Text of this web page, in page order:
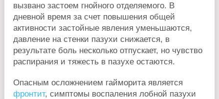
вызвано застоем гнойного отделяемого. В
дневной время за счет повышения общей
активности застойные явления уменьшаются,
давление на стенки пазухи снижается, в
результате боль несколько отпускает, но чувство
распирания и тяжесть в пазухе остаются.
Опасным осложнением гайморита является
фронтит, симптомы воспаления лобной пазухи